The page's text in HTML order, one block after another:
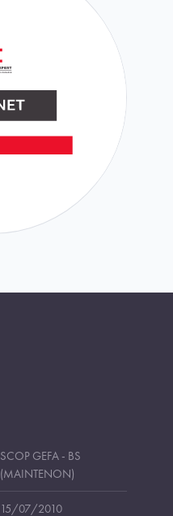
SCOP GEFA - BS
(MAINTENON)
15/07/2010